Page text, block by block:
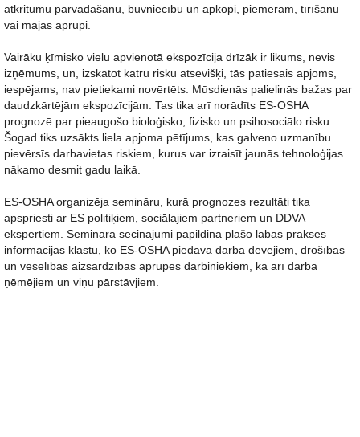
atkritumu pārvadāšanu, būvniecību un apkopi, piemēram, tīrīšanu
vai mājas aprūpi.
Vairāku ķīmisko vielu apvienotā ekspozīcija drīzāk ir likums, nevis
izņēmums, un, izskatot katru risku atsevišķi, tās patiesais apjoms,
iespējams, nav pietiekami novērtēts. Mūsdienās palielinās bažas par
daudzkārtējām ekspozīcijām. Tas tika arī norādīts ES-OSHA
prognozē par pieaugošo bioloģisko, fizisko un psihosociālo risku.
Šogad tiks uzsākts liela apjoma pētījums, kas galveno uzmanību
pievērsīs darbavietas riskiem, kurus var izraisīt jaunās tehnoloģijas
nākamo desmit gadu laikā.
ES-OSHA organizēja semināru, kurā prognozes rezultāti tika
apspriesti ar ES politiķiem, sociālajiem partneriem un DDVA
ekspertiem. Semināra secinājumi papildina plašo labās prakses
informācijas klāstu, ko ES-OSHA piedāvā darba devējiem, drošības
un veselības aizsardzības aprūpes darbiniekiem, kā arī darba
ņēmējiem un viņu pārstāvjiem.